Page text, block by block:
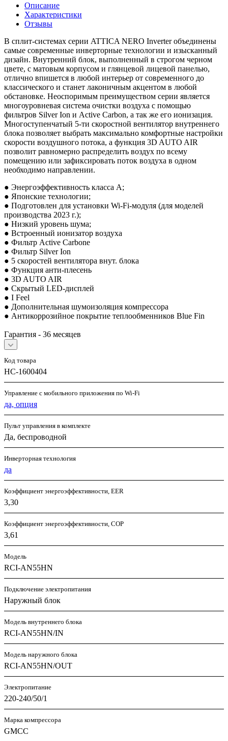
Описание
Характеристики
Отзывы
В сплит-системах серии ATTICA NERO Inverter объединены
самые современные инверторные технологии и изысканный
дизайн. Внутренний блок, выполненный в строгом черном
цвете, с матовым корпусом и глянцевой лицевой панелью,
отлично впишется в любой интерьер от современного до
классического и станет лаконичным акцентом в любой
обстановке. Неоспоримым преимуществом серии является
многоуровневая система очистки воздуха с помощью
фильтров Silver Ion и Active Carbon, а так же его ионизация.
Многоступенчатый 5-ти скоростной вентилятор внутреннего
блока позволяет выбрать максимально комфортные настройки
скорости воздушного потока, а функция 3D AUTO AIR
позволит равномерно распределить воздух по всему
помещению или зафиксировать поток воздуха в одном
необходимо направлении.
● Энергоэффективность класса А;
● Японские технологии;
● Подготовлен для установки Wi-Fi-модуля (для моделей
производства 2023 г.);
● Низкий уровень шума;
● Встроенный ионизатор воздуха
● Фильтр Active Carbone
● Фильтр Silver Ion
● 5 скоростей вентилятора внут. блока
● Функция анти-плесень
● 3D AUTO AIR
● Скрытый LED-дисплей
● I Feel
● Дополнительная шумоизоляция компрессора
● Антикоррозийное покрытие теплообменников Blue Fin
Гарантия - 36 месяцев
Код товара
НС-1600404
Управление c мобильного приложения по Wi-Fi
да, опция
Пульт управления в комплекте
Да, беспроводной
Инверторная технология
да
Коэффициент энергоэффективности, EER
3,30
Коэффициент энергоэффективности, COP
3,61
Модель
RCI-AN55HN
Подключение электропитания
Наружный блок
Модель внутреннего блока
RCI-AN55HN/IN
Модель наружного блока
RCI-AN55HN/OUT
Электропитание
220-240/50/1
Марка компрессора
GMCC